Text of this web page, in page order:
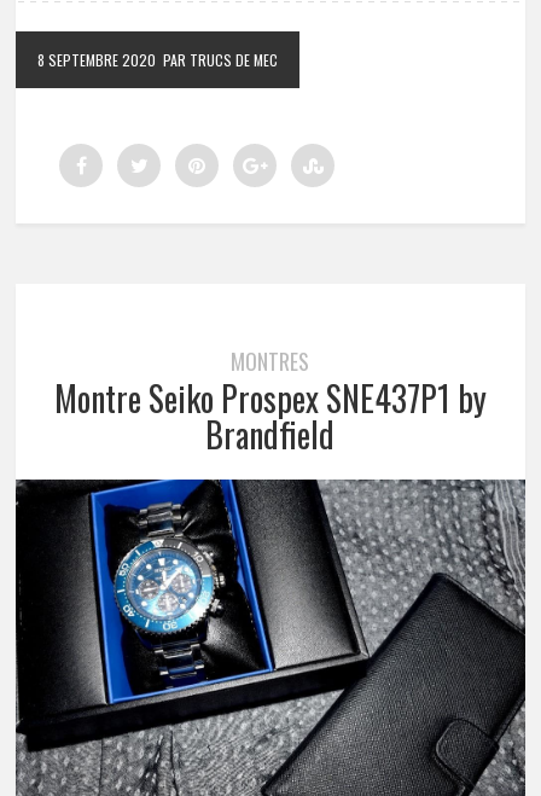
8 SEPTEMBRE 2020 PAR TRUCS DE MEC
MONTRES
Montre Seiko Prospex SNE437P1 by
Brandfield